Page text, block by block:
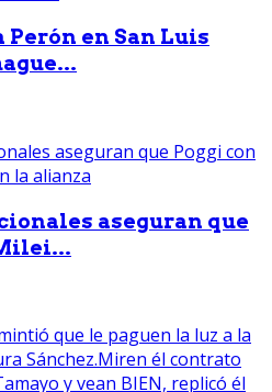
Perón en San Luis
aseguran que